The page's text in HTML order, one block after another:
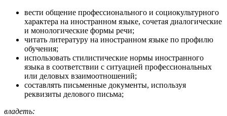
вести общение профессионального и социокультурного
характера на иностранном языке, сочетая диалогические
и монологические формы речи;
читать литературу на иностранном языке по профилю
обучения;
использовать стилистические нормы иностранного
языка в соответствии с ситуацией профессиональных
или деловых взаимоотношений;
составлять письменные документы, используя
реквизиты делового письма;
владеть: